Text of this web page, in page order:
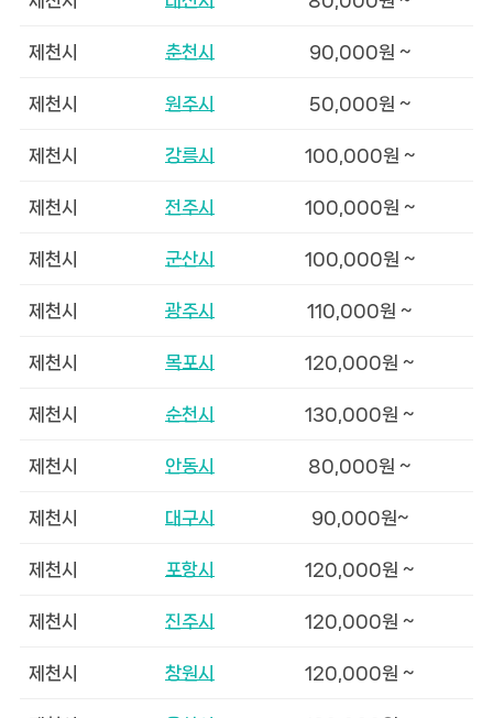
제천시 춘천시 90,000원 ~
제천시 원주시 50,000원 ~
제천시 강릉시 100,000원 ~
제천시 전주시 100,000원 ~
제천시 군산시 100,000원 ~
제천시 광주시 110,000원 ~
제천시 목포시 120,000원 ~
제천시 순천시 130,000원 ~
제천시 안동시 80,000원 ~
제천시 대구시 90,000원~
제천시 포항시 120,000원 ~
제천시 진주시 120,000원 ~
제천시 창원시 120,000원 ~